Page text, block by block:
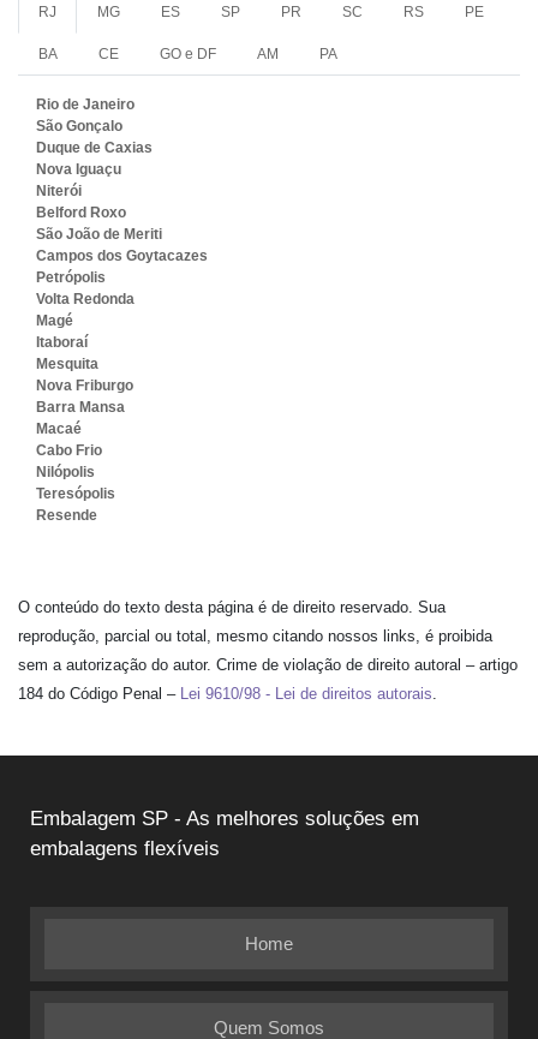
RJ MG ES SP PR SC RS PE
BA CE GO e DF AM PA
Rio de Janeiro
São Gonçalo
Duque de Caxias
Nova Iguaçu
Niterói
Belford Roxo
São João de Meriti
Campos dos Goytacazes
Petrópolis
Volta Redonda
Magé
Itaboraí
Mesquita
Nova Friburgo
Barra Mansa
Macaé
Cabo Frio
Nilópolis
Teresópolis
Resende
O conteúdo do texto desta página é de direito reservado. Sua
reprodução, parcial ou total, mesmo citando nossos links, é proibida
sem a autorização do autor. Crime de violação de direito autoral – artigo
184 do Código Penal –
Lei 9610/98 - Lei de direitos autorais
Embalagem SP - As melhores soluções em
embalagens flexíveis
Home
Quem Somos